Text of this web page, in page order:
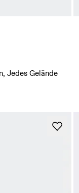
Jedes Gelände